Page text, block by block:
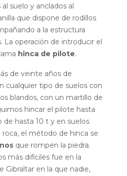
suelo y anclados al
que dispone de rodillos
a la estructura
La operación de introducir el
hinca de pilote.
de veinte años de
cualquier tipo de suelos con
blandos, con un martillo de
hincar el pilote hasta
de hasta 10 t y en suelos
el método de hinca se
que rompen la piedra.
más difíciles fue en la
Gibraltar en la que nadie,